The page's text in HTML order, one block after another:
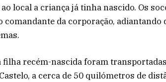
local a criança já tinha nascido. Os
comandante da corporação, adiantando
filha recém-nascida foram
a cerca de 50 quilómetros de